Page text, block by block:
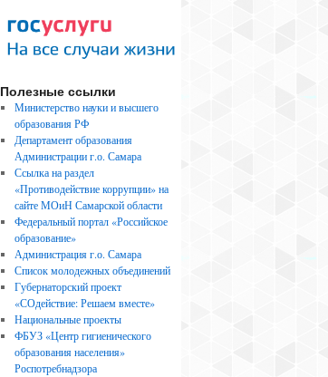
Полезные ссылки
Министерство науки и высшего
образования РФ
Департамент образования
Администрации г.о. Самара
Ссылка на раздел
«Противодействие коррупции» на
сайте МОиН Самарской области
Федеральный портал «Российское
образование»
Администрация г.о. Самара
Список молодежных объединений
Губернаторский проект
«СОдействие: Решаем вместе»
Национальные проекты
ФБУЗ «Центр гигиенического
образования населения»
Роспотребнадзора